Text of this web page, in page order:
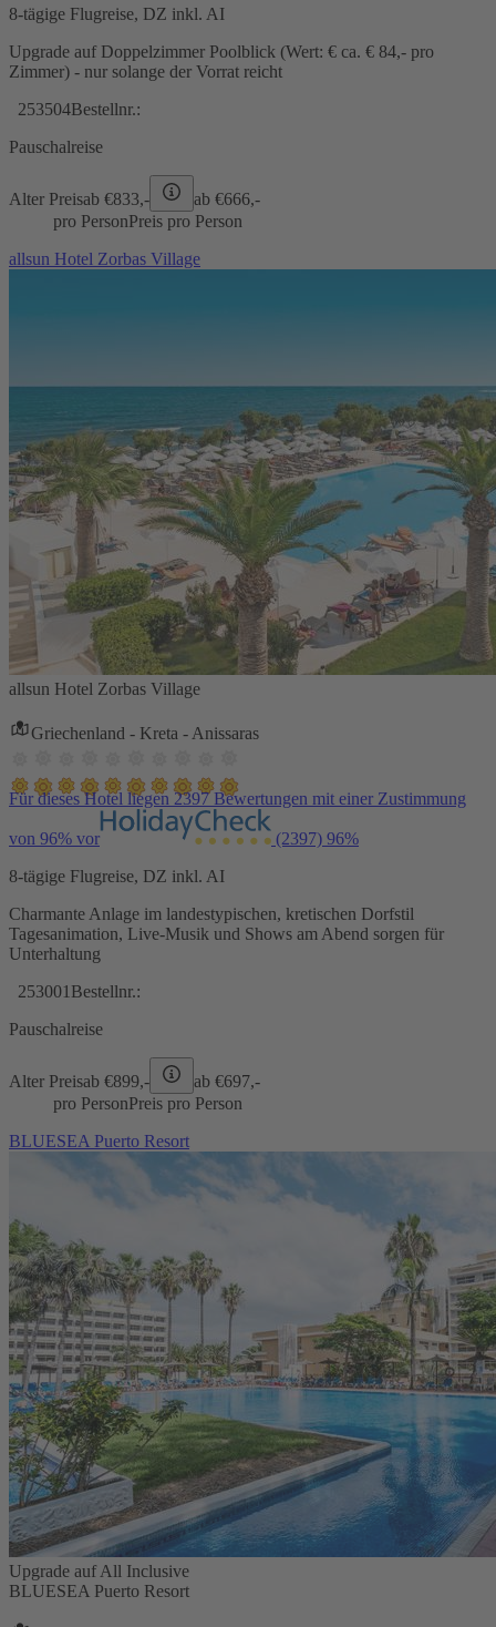
8-tägige Flugreise, DZ inkl. AI
Upgrade auf Doppelzimmer Poolblick (Wert: € ca. € 84,- pro
Zimmer) - nur solange der Vorrat reicht
253504Bestellnr.:
Pauschalreise
Alter Preisab €833,- ab €666,-
pro PersonPreis pro Person
allsun Hotel Zorbas Village
allsun Hotel Zorbas Village
Griechenland - Kreta - Anissaras
Für dieses Hotel liegen 2397 Bewertungen mit einer Zustimmung
von 96% vor (2397) 96%
8-tägige Flugreise, DZ inkl. AI
Charmante Anlage im landestypischen, kretischen Dorfstil
Tagesanimation, Live-Musik und Shows am Abend sorgen für
Unterhaltung
253001 Bestellnr.:
Pauschalreise
Alter Preisab €899,- ab €697,-
pro PersonPreis pro Person
BLUESEA Puerto Resort
Upgrade auf All Inclusive
BLUESEA Puerto Resort